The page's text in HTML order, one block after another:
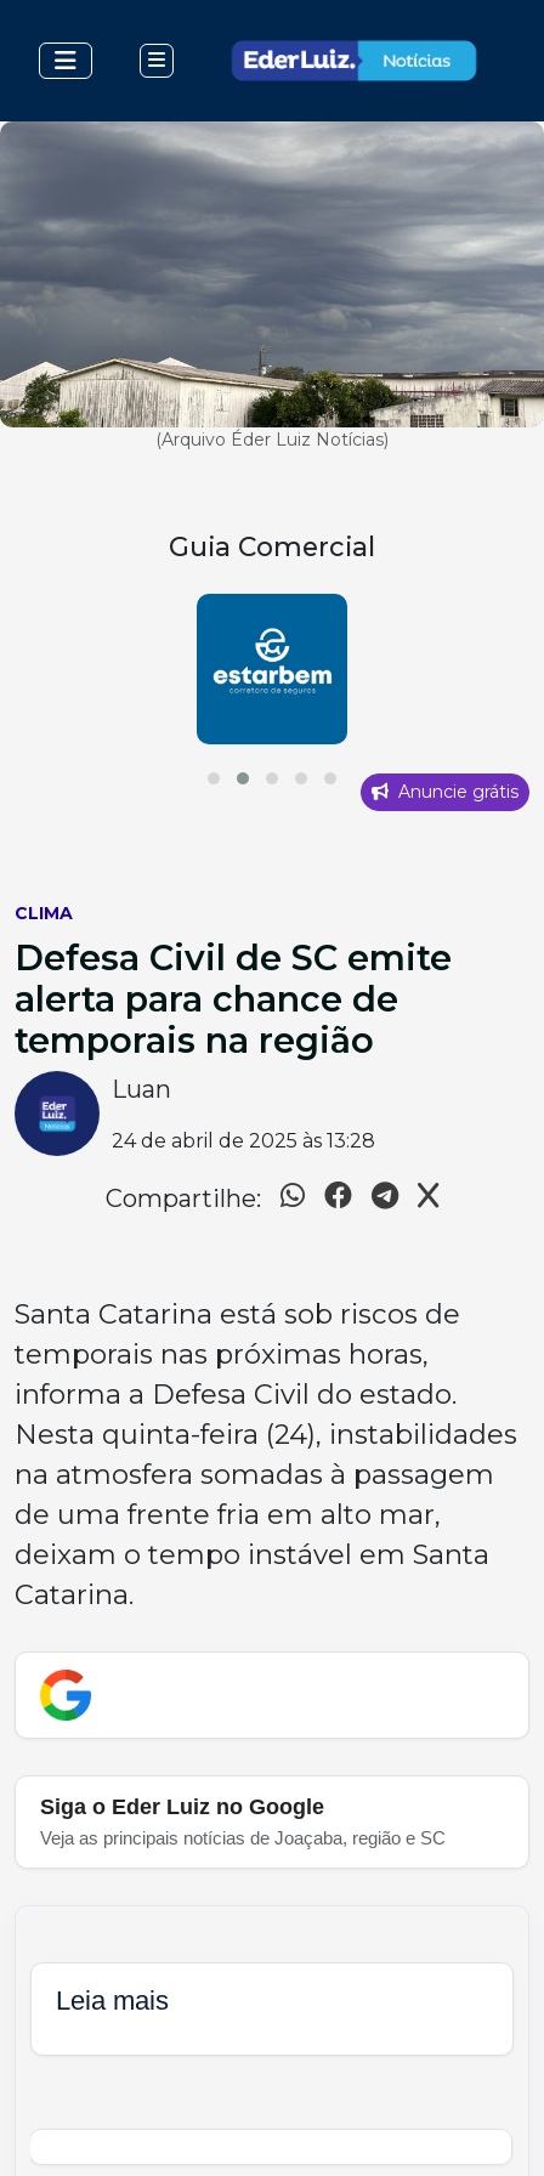
(Arquivo Éder Luiz Notícias)
Guia Comercial
Anuncie grátis
CLIMA
Defesa Civil de SC emite
alerta para chance de
temporais na região
Luan
24 de abril de 2025 às 13:28
Compartilhe:
Santa Catarina está sob riscos de
temporais nas próximas horas,
informa a Defesa Civil do estado.
Nesta quinta-feira (24), instabilidades
na atmosfera somadas à passagem
de uma frente fria em alto mar,
deixam o tempo instável em Santa
Catarina.
Siga o Eder Luiz no Google
Veja as principais notícias de Joaçaba, região e SC
Leia mais